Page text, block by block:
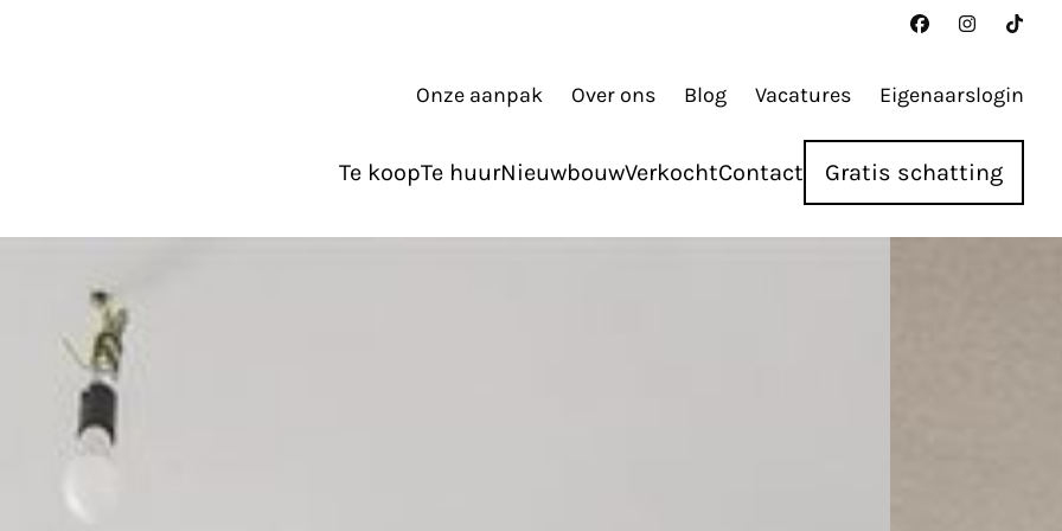
Onze aanpak Over ons Blog Vacatures Eigenaarslogin
Te koopTe huurNieuwbouwVerkochtContact Gratis schatting